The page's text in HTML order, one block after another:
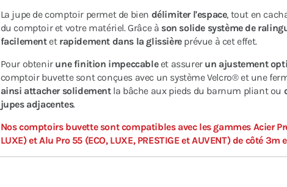
La jupe de comptoir permet de bien délimiter l'espace, tout en
du comptoir et votre matériel. Grâce à son solide système de
facilementet rapidement dans la glissièreprévue à cet effet.
Pour obtenir une finition impeccableet assurer un ajustement
comptoir buvette sont conçues avec un système Velcro® et une
ainsi attacher solidementla bâche aux pieds du barnum pliant ou
jupes adjacentes.
Nos comptoirs buvette sont compatibles avec les gammes Acier
LUXE) et Alu Pro 55 (ECO, LUXE, PRESTIGE et AUVENT) de côté 3m